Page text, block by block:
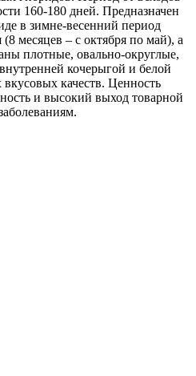
160-180 дней. Предназначен
в зимне-весенний период
месяцев – с октября по май), а
плотные, овально-округлые,
кочерыгой и белой
качеств. Ценность
и высокий выход товарной